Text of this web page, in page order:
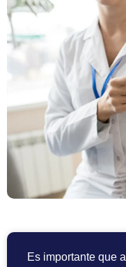
Es importante que